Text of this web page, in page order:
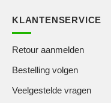
KLANTENSERVICE
Retour aanmelden
Bestelling volgen
Veelgestelde vragen